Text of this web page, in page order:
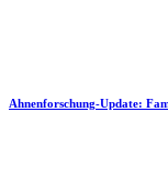
Ahnenforschung-Update: